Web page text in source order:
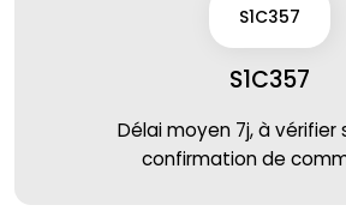
S1C357
S1C357
Délai moyen 7j, à vérifier
confirmation de